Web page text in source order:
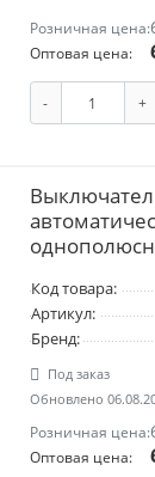
Розничная цена:
Оптовая цена:
- +
Код товара:
Артикул:
Бренд:
Под заказ
Обновлено
Розничная цена:
Оптовая цена: